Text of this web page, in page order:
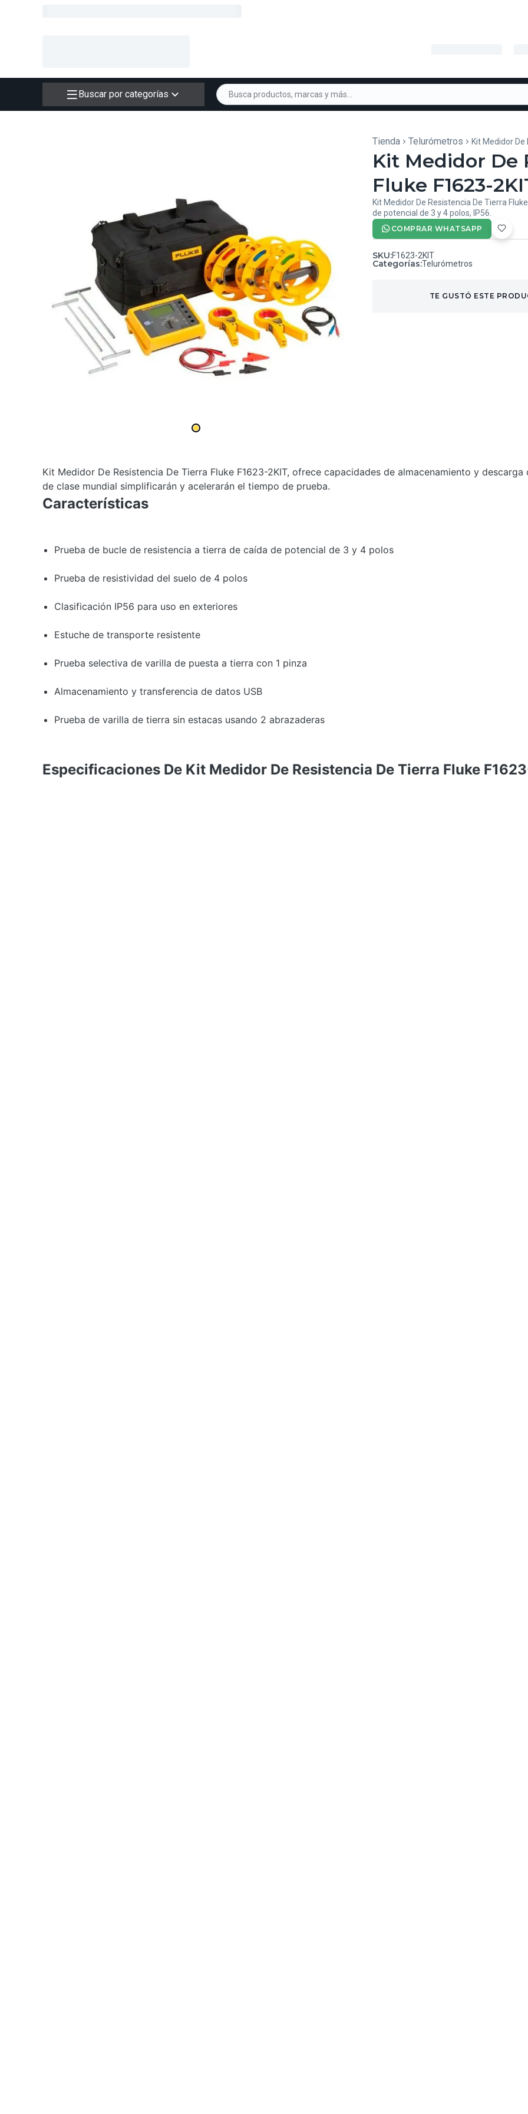
Buscar por categorías
Tienda Telurómetros Kit Medidor De
Kit Medidor De
Fluke F1623-
Kit Medidor De Resistencia De Tierra
de potencial de 3 y 4 polos, IP56.
COMPRAR WHATSAPP
SKU:F1623-2KIT
Categorías:Telurómetros
TE GUSTÓ ESTE
Kit Medidor De Resistencia De Tierra Fluke F1623-2KIT, ofrece capacidades de almacenamiento y
de clase mundial simplificarán y acelerarán el tiempo de prueba.
Características
Prueba de bucle de resistencia a tierra de caída de potencial de 3 y 4 polos
Prueba de resistividad del suelo de 4 polos
Clasificación IP56 para uso en exteriores
Estuche de transporte resistente
Prueba selectiva de varilla de puesta a tierra con 1 pinza
Almacenamiento y transferencia de datos USB
Prueba de varilla de tierra sin estacas usando 2 abrazaderas
Especificaciones De Kit Medidor De Resistencia De Tierra Fluke